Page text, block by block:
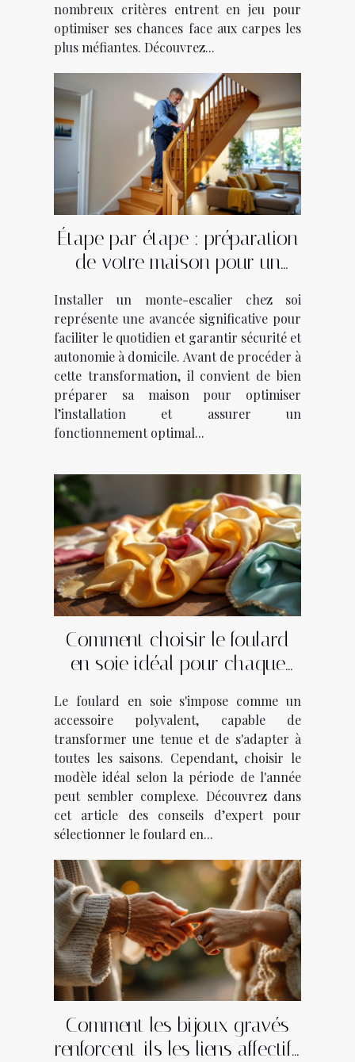
nombreux critères entrent en jeu pour
optimiser ses chances face aux carpes les
plus méfiantes. Découvrez...
Étape par étape : préparation
de votre maison pour un
Installer un monte-escalier chez soi
représente une avancée significative pour
faciliter le quotidien et garantir sécurité et
autonomie à domicile. Avant de procéder à
cette transformation, il convient de bien
préparer sa maison pour optimiser
l’installation et assurer un
fonctionnement optimal...
Comment choisir le foulard
en soie idéal pour chaque
Le foulard en soie s'impose comme un
accessoire polyvalent, capable de
transformer une tenue et de s'adapter à
toutes les saisons. Cependant, choisir le
modèle idéal selon la période de l'année
peut sembler complexe. Découvrez dans
cet article des conseils d’expert pour
sélectionner le foulard en...
Comment les bijoux gravés
renforcent-ils les liens affectifs